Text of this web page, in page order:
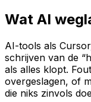
Wat AI
AI-tools als
schrijven van de
als alles klopt.
overgeslagen, of
die niks zinvols